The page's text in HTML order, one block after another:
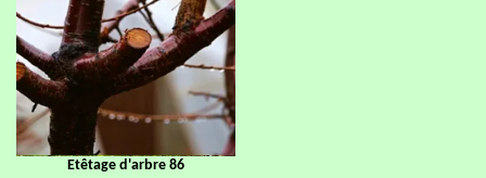
Etêtage d'arbre 86